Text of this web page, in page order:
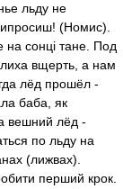
льду не
(Номис).
на сонці тане. Под
вщерть, а нам
лёд прошёл -
баба, як
вешний лёд -
по льду на
(лижвах).
перший крок.